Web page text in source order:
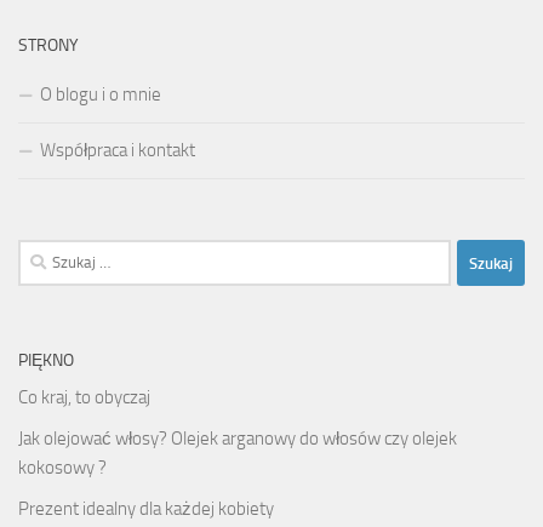
STRONY
O blogu i o mnie
Współpraca i kontakt
Szukaj:
PIĘKNO
Co kraj, to obyczaj
Jak olejować włosy? Olejek arganowy do włosów czy olejek
kokosowy ?
Prezent idealny dla każdej kobiety